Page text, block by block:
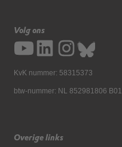
Volg ons
KvK nummer: 58315373
btw-nummer: NL 852981806 B01
Overige links